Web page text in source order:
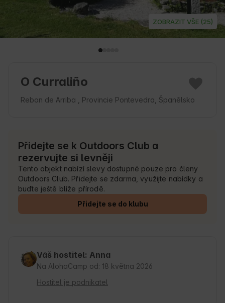
ZOBRAZIT VŠE (25)
O Curraliño
Rebon de Arriba , Provincie Pontevedra, Španělsko
Přidejte se k Outdoors Club a
rezervujte si levněji
Tento objekt nabízí slevy dostupné pouze pro členy
Outdoors Club. Přidejte se zdarma, využijte nabídky a
buďte ještě blíže přírodě.
Přidejte se do klubu
Váš hostitel: Anna
Na AlohaCamp od: 18 května 2026
Hostitel je podnikatel